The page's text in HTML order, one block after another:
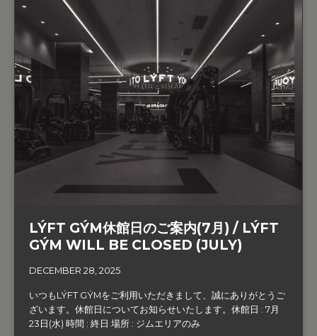
LÝFT GÝM休館日のご案内(7月) / LÝFT
GÝM WILL BE CLOSED (JULY)
DECEMBER 28, 2025
いつもLÝFT GÝMをご利用いただきまして、誠にありがとうご
ざいます。‍休館日についてお知らせいたします。休館日 : 7月
23日(水) 時間 : 終日 場所 : ジムエリアのみ